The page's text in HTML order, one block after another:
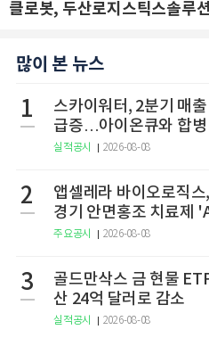
많이 본 뉴스
1
스카이워터, 2분기 매
급증…아이온큐와 합병
실적공시 2026-08-08
2
앱셀레라 바이오로직스
경기 안면홍조 치료제
상 2상 결과 발표
주요공시 2026-08-08
3
골드만삭스 금 현물
산 24억 달러로 감소
실적공시 2026-08-08